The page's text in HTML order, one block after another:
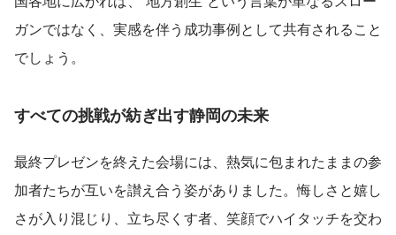
ガンではなく、実感を伴う成功事例として共有されること
でしょう。
すべての挑戦が紡ぎ出す静岡の未来
最終プレゼンを終えた会場には、熱気に包まれたままの参
加者たちが互いを讃え合う姿がありました。悔しさと嬉し
さが入り混じり、立ち尽くす者、笑顔でハイタッチを交わ